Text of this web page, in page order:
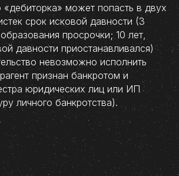
«дебиторка» может попасть в двух
срок исковой давности (3
просрочки; 10 лет,
давности приостанавливался)
невозможно исполнить
признан банкротом и
юридических лиц или ИП
личного банкротства).